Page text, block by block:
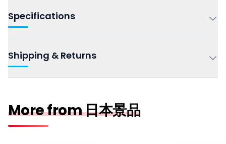
Specifications
Shipping & Returns
More from 日本景品